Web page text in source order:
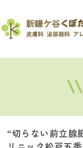
“切らない前立腺